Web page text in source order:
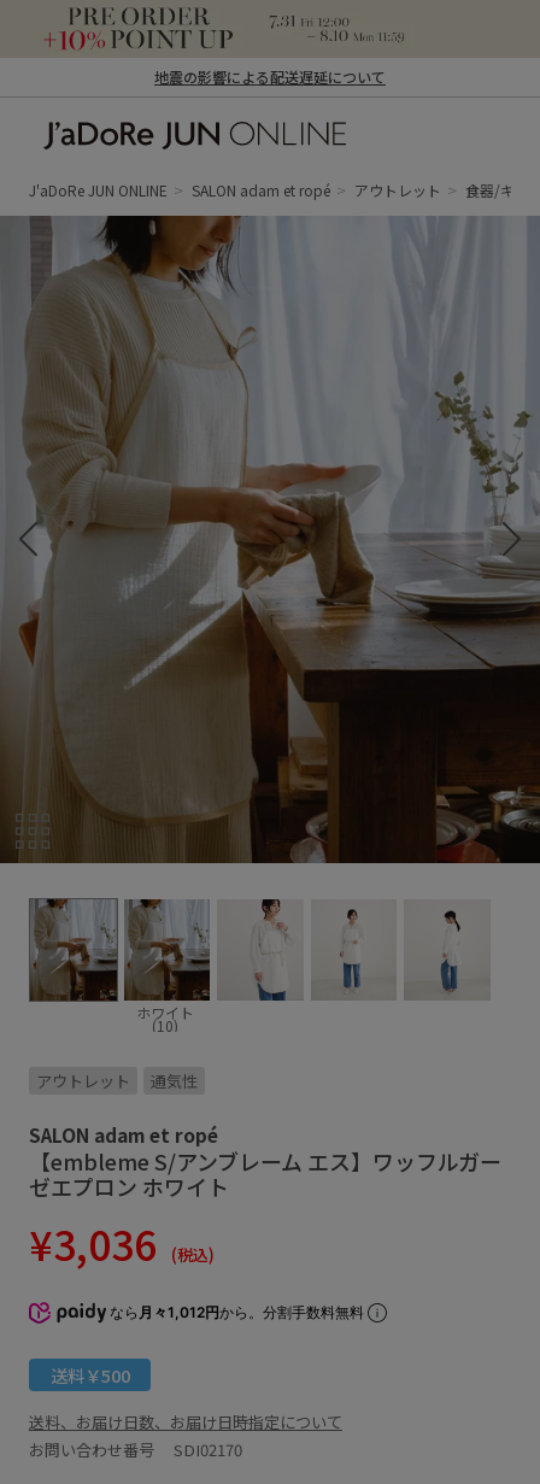
地震の影響による配送遅延について
ン オンライン）
J'aDoRe JUN ONLINE SALON adam et ropé アウトレット 食器/キッ
ホワイト
(10)
アウトレット 通気性
SALON adam et ropé
【embleme S/アンブレーム エス】ワッフルガー
ゼエプロン ホワイト
¥3,036 (税込)
なら 月々1,012円から。分割手数料無料
送料￥500
送料、お届け日数、お届け日時指定について
お問い合わせ番号 SDI02170